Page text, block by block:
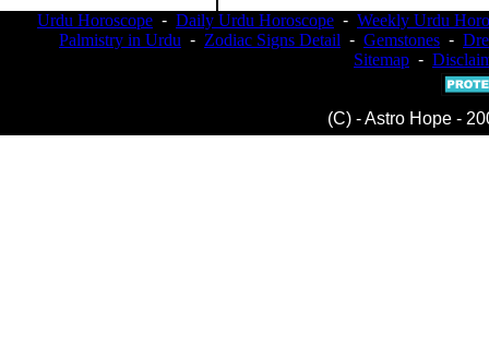
Urdu Horoscope - Daily Urdu Horoscope - Weekly Urdu
Palmistry in Urdu - Zodiac Signs Detail - Gemstones -
Sitemap -
(C) - Astro Hope -